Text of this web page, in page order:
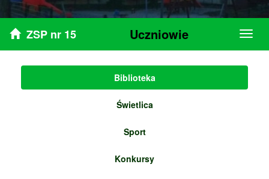
ZSP nr 15 Uczniowie
Biblioteka
Świetlica
Sport
Konkursy